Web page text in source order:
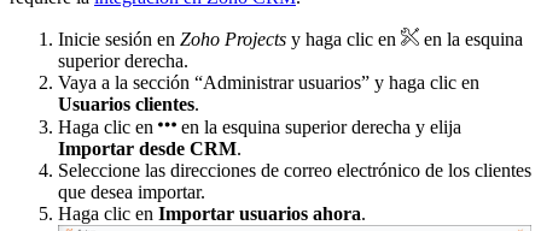
Inicie sesión en Zoho Projects y haga clic en
en la esquina
superior derecha.
Vaya a la sección “Administrar usuarios” y haga clic en
Usuarios clientes.
Haga clic en
en la esquina superior derecha y elija
Importar desde CRM.
Seleccione las direcciones de correo electrónico de los clientes
que desea importar.
Haga clic en Importar usuarios ahora.